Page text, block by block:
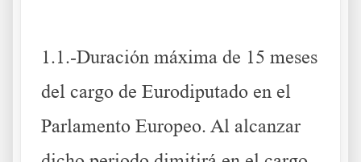
1.1.-Duración máxima de 15 meses
del cargo de Eurodiputado en el
Parlamento Europeo. Al alcanzar